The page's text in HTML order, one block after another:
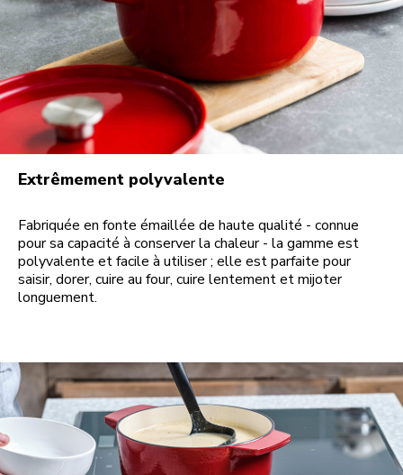
Extrêmement polyvalente
Fabriquée en fonte émaillée de haute qualité - connue
pour sa capacité à conserver la chaleur - la gamme est
polyvalente et facile à utiliser ; elle est parfaite pour
saisir, dorer, cuire au four, cuire lentement et mijoter
longuement.